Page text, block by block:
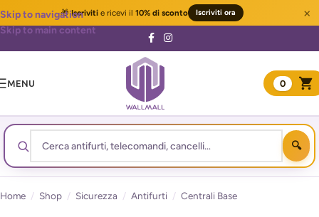
🎁Iscrivitie ricevi il 10% di sconto Iscriviti ora ×
Skip to navigation
Skip to main content
MENU 0
Home / Shop / Sicurezza / Antifurti / Centrali Base